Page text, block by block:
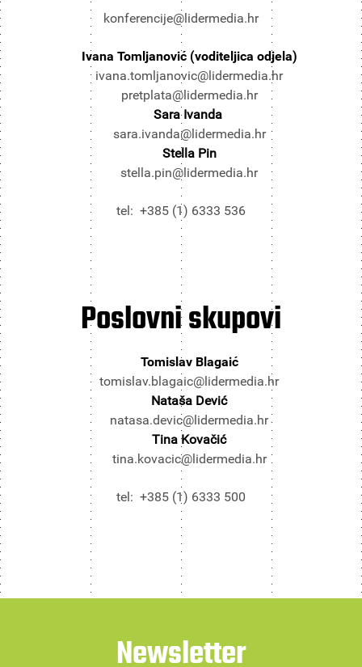
konferencije@lidermedia.hr
Ivana Tomljanović (voditeljica odjela)
ivana.tomljanovic@lidermedia.hr
pretplata@lidermedia.hr
Sara Ivanda
sara.ivanda@lidermedia.hr
Stella Pin
stella.pin@lidermedia.hr
tel: +385 (1) 6333 536
Poslovniskupovi
Tomislav Blagaić
tomislav.blagaic@lidermedia.hr
Nataša Dević
natasa.devic@lidermedia.hr
Tina Kovačić
tina.kovacic@lidermedia.hr
tel: +385 (1) 6333 500
Newsletter